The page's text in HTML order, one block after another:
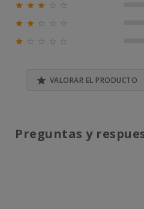
  
 

 VALORAR EL PRODUCTO
Preguntas y